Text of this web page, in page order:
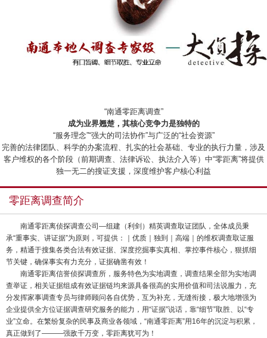
“南通零距离调查”
成为业界翘楚，其核心竞争力是独特的
“服务理念”“强大的司法协作”与广泛的“社会资源”
完善的法律团队、科学的办案流程、扎实的社会基础、专业的执行力量，涉及
客户维权的各个阶段（前期调查、法律诉讼、执法介入等）中“零距离”将提供
独一无二的搜证支援，深度维护客户核心利益
零距离调查简介
南通零距离侦探调查公司—组建（利剑）精英调查取证团队，全体成员秉
承“重事实、讲证据”为原则，可提供：｜优质｜独到｜高端｜的维权调查取证服
务，精通于搜集各类合法有效证据、深度挖掘事实真相、掌控事件核心，狠抓细
节关键，确保事实有力充分，证据确凿有效！
南通零距离信誉侦探调查所，服务特色为实地调查，调查结果全部为实地调
查举证，相关证据组成有效证据链均来源具备很高的实用价值和司法说服力，充
分发挥家事调查专员与律师顾问各自优势，互为补充，无缝衔接，极大地增强为
企业提供全方位证据调查研究服务的能力，用“证据”说话，靠“细节”取胜、以“专
业”立命。在繁纷复杂的民事及商业各领域，“南通零距离”用16年的沉淀与积累，
真正做到了———强敌千万变，零距离犹可为！